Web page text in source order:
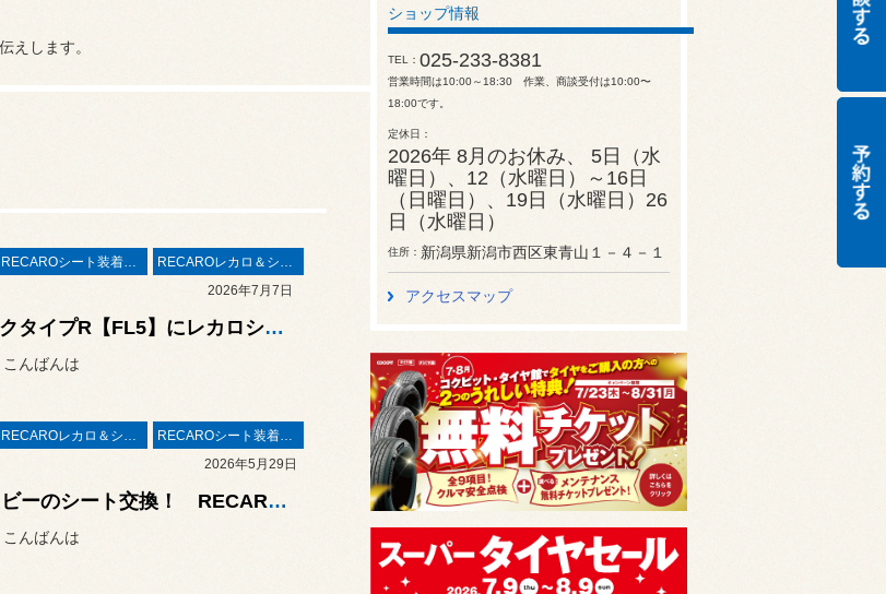
えします。
RECAROシート装着事例
RECAROレカロ＆シート関連
2026年7月7日
HONDA シビックタイプR【FL5】にレカロシート取り付け！
んばんは
RECAROレカロ＆シート関連
RECAROシート装着事例
2026年5月29日
SUZUKI クロスビーのシート交換！ RECARO“SR-C”を取り付け！シートヒーター付きで冬も快適！
んばんは
ショップ情報
TEL 025-233-8381
営業時間は10:00～18:30 作業、商談受付は10:00〜
18:00です。
定休日
2026年 8月のお休み、 5日（水
曜日）、12（水曜日）～16日
（日曜日）、19日（水曜日）26
日（水曜日）
住所 新潟県新潟市西区東青山１－４－１
アクセスマップ